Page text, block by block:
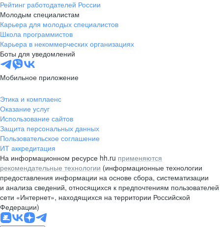
Рейтинг работодателей России
Молодым специалистам
Карьера для молодых специалистов
Школа программистов
Карьера в некоммерческих организациях
Боты для уведомлений
Мобильное приложение
Этика и комплаенс
Оказание услуг
Использование сайтов
Защита персональных данных
Пользовательское соглашение
ИТ аккредитация
На информационном ресурсе hh.ru применяются
рекомендательные технологии (информационные технологии
предоставления информации на основе сбора, систематизации
и анализа сведений, относящихся к предпочтениям пользователей
сети «Интернет», находящихся на территории Российской
Федерации)